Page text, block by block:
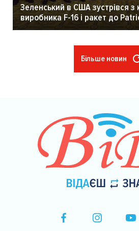
Зеленський в США зустрівся
виробника F-16 і ракет до
Більше новин